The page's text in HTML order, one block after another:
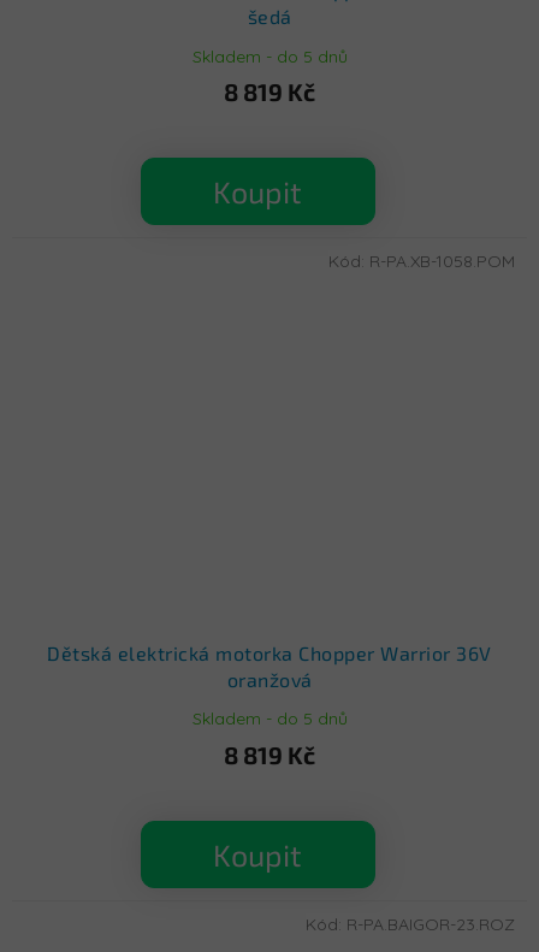
šedá
Skladem - do 5 dnů
8 819 Kč
Koupit
Dětská elektrická motorka Chopper Warrior 36V
oranžová
Skladem - do 5 dnů
8 819 Kč
Koupit
Kód: R-PA.XB-1058.POM
Kód: R-PA.BAIGOR-23.ROZ